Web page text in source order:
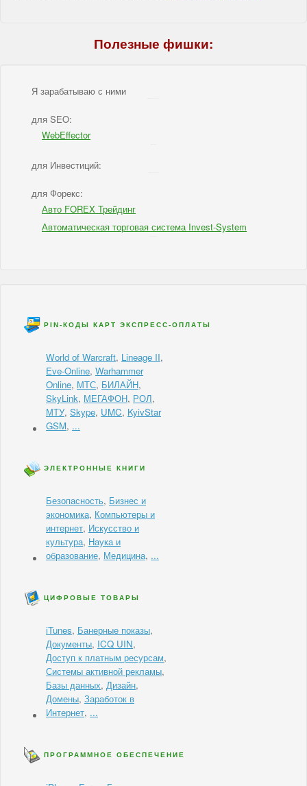
Полезные фишки:
Я зарабатываю с ними
для SEO:
WebEffector
для Инвестиций:
для Форекс:
Авто FOREX Трейдинг
Автоматическая торговая система Invest-System
PIN-КОДЫ КАРТ ЭКСПРЕСС-ОПЛАТЫ
World of Warcraft, Lineage II,
Eve-Online, Warhammer
Online, МТС, БИЛАЙН,
SkyLink, МЕГАФОН, РОЛ,
МТУ, Skype, UMC, KyivStar
GSM, ...
ЭЛЕКТРОННЫЕ КНИГИ
Безопасность, Бизнес и
экономика, Компьютеры и
интернет, Искусство и
культура, Наука и
образование, Медицина, ...
ЦИФРОВЫЕ ТОВАРЫ
iTunes, Банерные показы,
Документы, ICQ UIN,
Доступ к платным ресурсам,
Системы активной рекламы,
Базы данных, Дизайн,
Домены, Заработок в
Интернет, ...
ПРОГРАММНОЕ ОБЕСПЕЧЕНИЕ